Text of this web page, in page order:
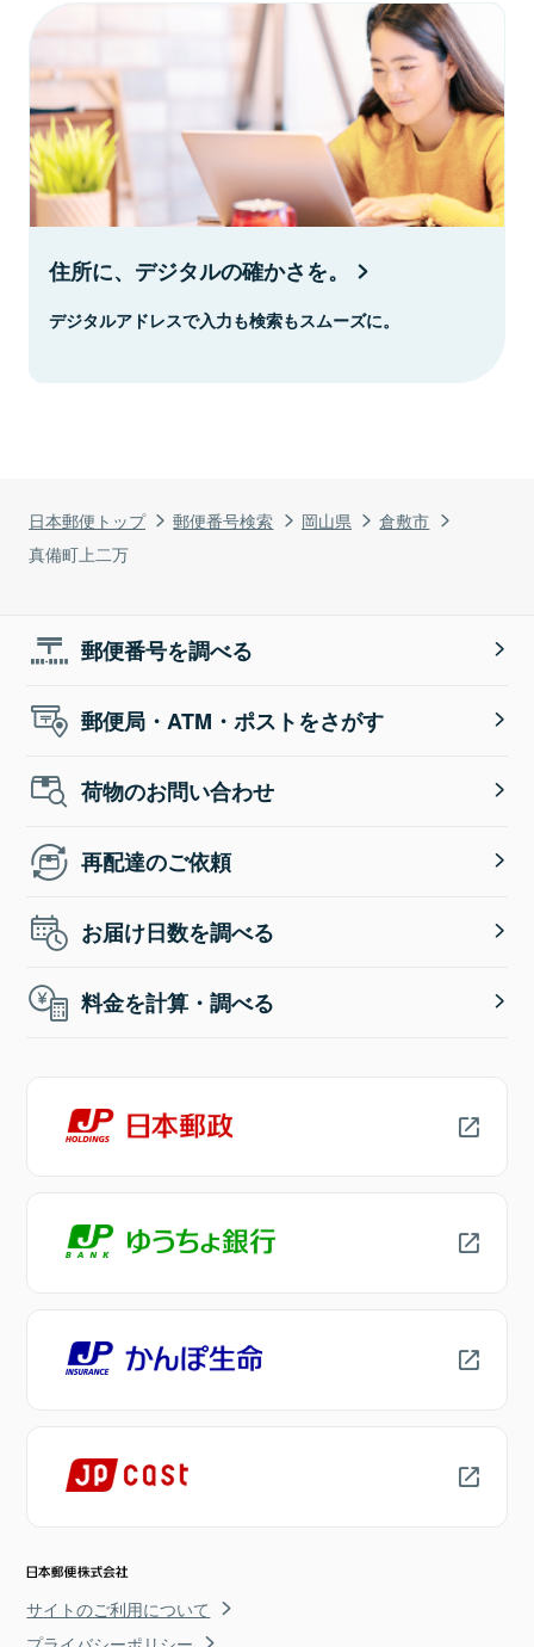
日本郵便トップ 郵便番号検索 岡山県
倉敷市
真備町上二万
住所に、デジタルの確かさを。
デジタルアドレスで入力も検索もスムーズに。
郵便番号を調べる
郵便局・ATM・ポストをさがす
荷物のお問い合わせ
再配達のご依頼
お届け日数を調べる
料金を計算・調べる
サイトのご利用について